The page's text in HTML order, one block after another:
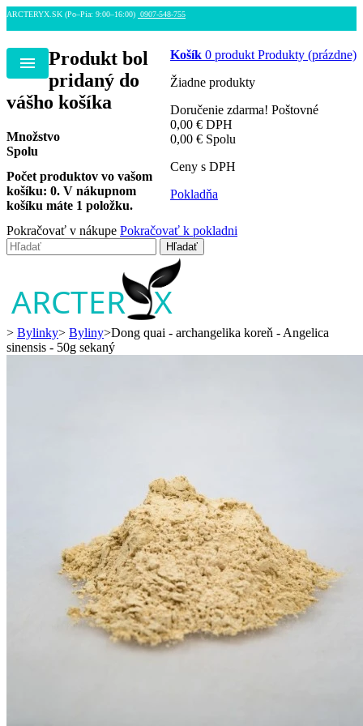
ARCTERYX.SK (Po–Pia: 9:00–16:00) 0907-548-755
Menu
Košík 0 produkt Produkty (prázdne)
Žiadne produkty
Doručenie zdarma! Poštovné
0,00 € DPH
0,00 € Spolu
Ceny s DPH
Pokladňa
Produkt bol
pridaný do
vášho košíka
Množstvo
Spolu
Počet produktov vo vašom
košíku: 0. V nákupnom
košíku máte 1 položku.
Pokračovať v nákupe Pokračovať k pokladni
Hľadať
> Bylinky> Byliny>Dong quai - archangelika koreň - Angelica
sinensis - 50g sekaný